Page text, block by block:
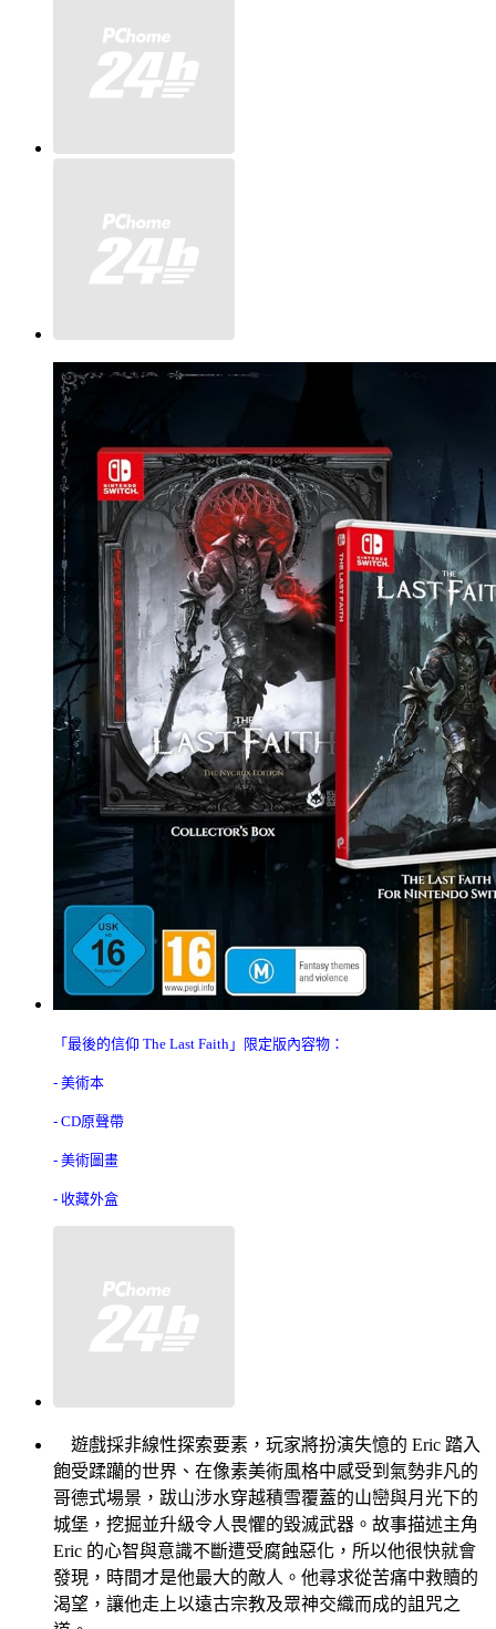
「最後的信仰 The Last Faith」限定版內容物：
- 美術本
- CD原聲帶
- 美術圖畫
- 收藏外盒
遊戲採非線性探索要素，玩家將扮演失憶的 Eric 踏入
飽受蹂躪的世界、在像素美術風格中感受到氣勢非凡的
哥德式場景，跋山涉水穿越積雪覆蓋的山巒與月光下的
城堡，挖掘並升級令人畏懼的毀滅武器。故事描述主角
Eric 的心智與意識不斷遭受腐蝕惡化，所以他很快就會
發現，時間才是他最大的敵人。他尋求從苦痛中救贖的
渴望，讓他走上以遠古宗教及眾神交織而成的詛咒之